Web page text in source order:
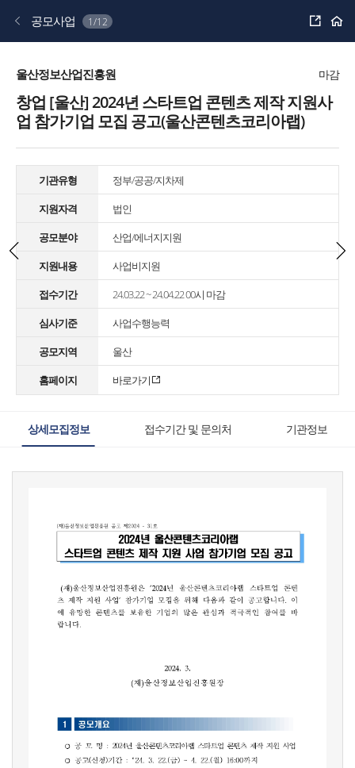
공모사업 1/12 공
하
홈
울산정보산업진흥원 마감
창업 [울산] 2024년 스타트업 콘텐츠 제작 지원사
업 참가기업 모집 공고(울산콘텐츠코리아랩)
기관유형
정부/공공/지차제
지원자격
법인
공모분야
산업/에너지지원
지원내용
사업비지원
접수기간
24.03.22 ~ 24.04.22 00시 마감
심사기준
사업수행능력
공모지역
울산
홈페이지
바로가기
상세모집정보 접수기간 및 문의처 기관정보